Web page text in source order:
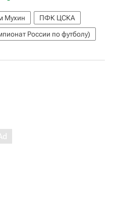
Мухин
ПФК ЦСКА
России по футболу)